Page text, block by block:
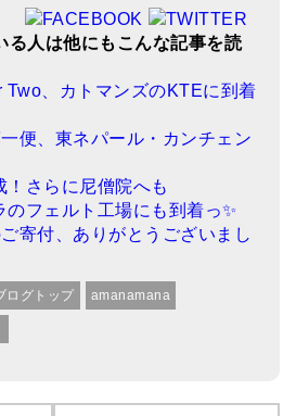
る人は他にもこんな記事を読
Two、カトマンズのKTEに到着
便、東ネパール・カンチェン
！さらに尼僧院へも
のフェルト工場にも到着っ✨
寄付、ありがとうございまし
ログトップ amanamana